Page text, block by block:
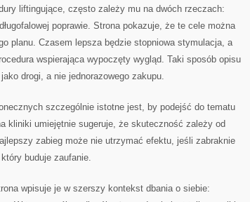
liftingujące, często zależy mu na dwóch rzeczach:
poprawie. Strona pokazuje, że te cele można
planu. Czasem lepsza będzie stopniowa stymulacja, a
wspierająca wypoczęty wygląd. Taki sposób opisu
drogi, a nie jednorazowego zakupu.
szczególnie istotne jest, by podejść do tematu
kliniki umiejętnie sugeruje, że skuteczność zależy od
zabieg może nie utrzymać efektu, jeśli zabraknie
buduje zaufanie.
wpisuje je w szerszy kontekst dbania o siebie: